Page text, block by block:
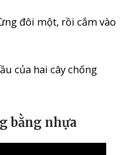
đôi một, rồi cắm vào
của hai cây chống
bằng nhựa